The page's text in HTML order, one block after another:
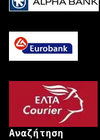
Αναζήτηση